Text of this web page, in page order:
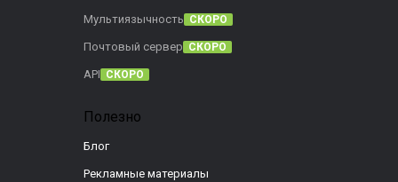
Мультиязычность СКОРО
Почтовый сервер СКОРО
API СКОРО
Полезно
Блог
Рекламные материалы